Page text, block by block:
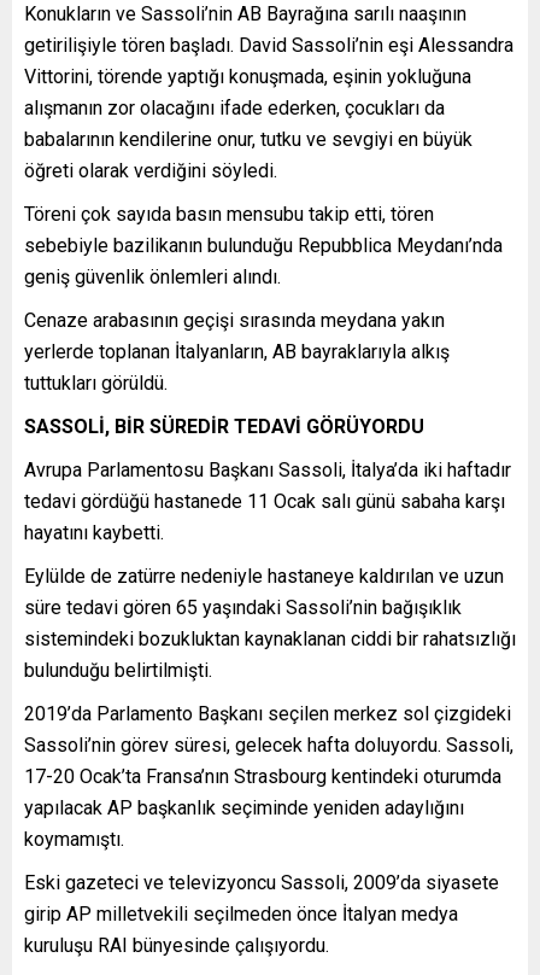
Konukların ve Sassoli’nin AB Bayrağına sarılı naaşının
getirilişiyle tören başladı. David Sassoli’nin eşi Alessandra
Vittorini, törende yaptığı konuşmada, eşinin yokluğuna
alışmanın zor olacağını ifade ederken, çocukları da
babalarının kendilerine onur, tutku ve sevgiyi en büyük
öğreti olarak verdiğini söyledi.
Töreni çok sayıda basın mensubu takip etti, tören
sebebiyle bazilikanın bulunduğu Repubblica Meydanı’nda
geniş güvenlik önlemleri alındı.
Cenaze arabasının geçişi sırasında meydana yakın
yerlerde toplanan İtalyanların, AB bayraklarıyla alkış
tuttukları görüldü.
SASSOLİ, BİR SÜREDİR TEDAVİ GÖRÜYORDU
Avrupa Parlamentosu Başkanı Sassoli, İtalya’da iki haftadır
tedavi gördüğü hastanede 11 Ocak salı günü sabaha karşı
hayatını kaybetti.
Eylülde de zatürre nedeniyle hastaneye kaldırılan ve uzun
süre tedavi gören 65 yaşındaki Sassoli’nin bağışıklık
sistemindeki bozukluktan kaynaklanan ciddi bir rahatsızlığı
bulunduğu belirtilmişti.
2019’da Parlamento Başkanı seçilen merkez sol çizgideki
Sassoli’nin görev süresi, gelecek hafta doluyordu. Sassoli,
17-20 Ocak’ta Fransa’nın Strasbourg kentindeki oturumda
yapılacak AP başkanlık seçiminde yeniden adaylığını
koymamıştı.
Eski gazeteci ve televizyoncu Sassoli, 2009’da siyasete
girip AP milletvekili seçilmeden önce İtalyan medya
kuruluşu RAI bünyesinde çalışıyordu.